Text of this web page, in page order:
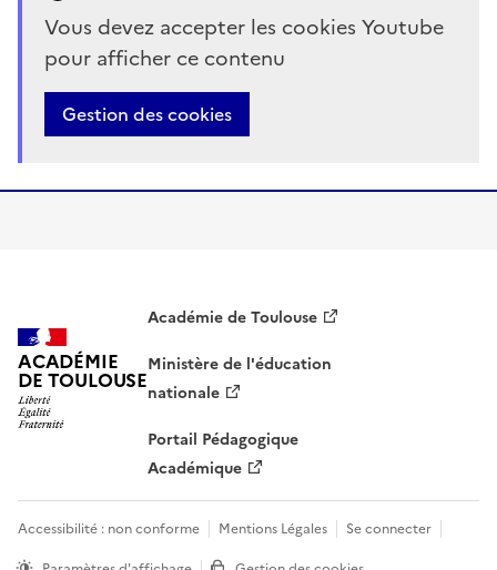
Vous devez accepter les cookies Youtube
pour afficher ce contenu
Gestion des cookies
ACADÉMIE
DE TOULOUSE
Académie de Toulouse
Ministère de l'éducation
nationale
Portail Pédagogique
Académique
Accessibilité : non conforme Mentions Légales
Se connecter